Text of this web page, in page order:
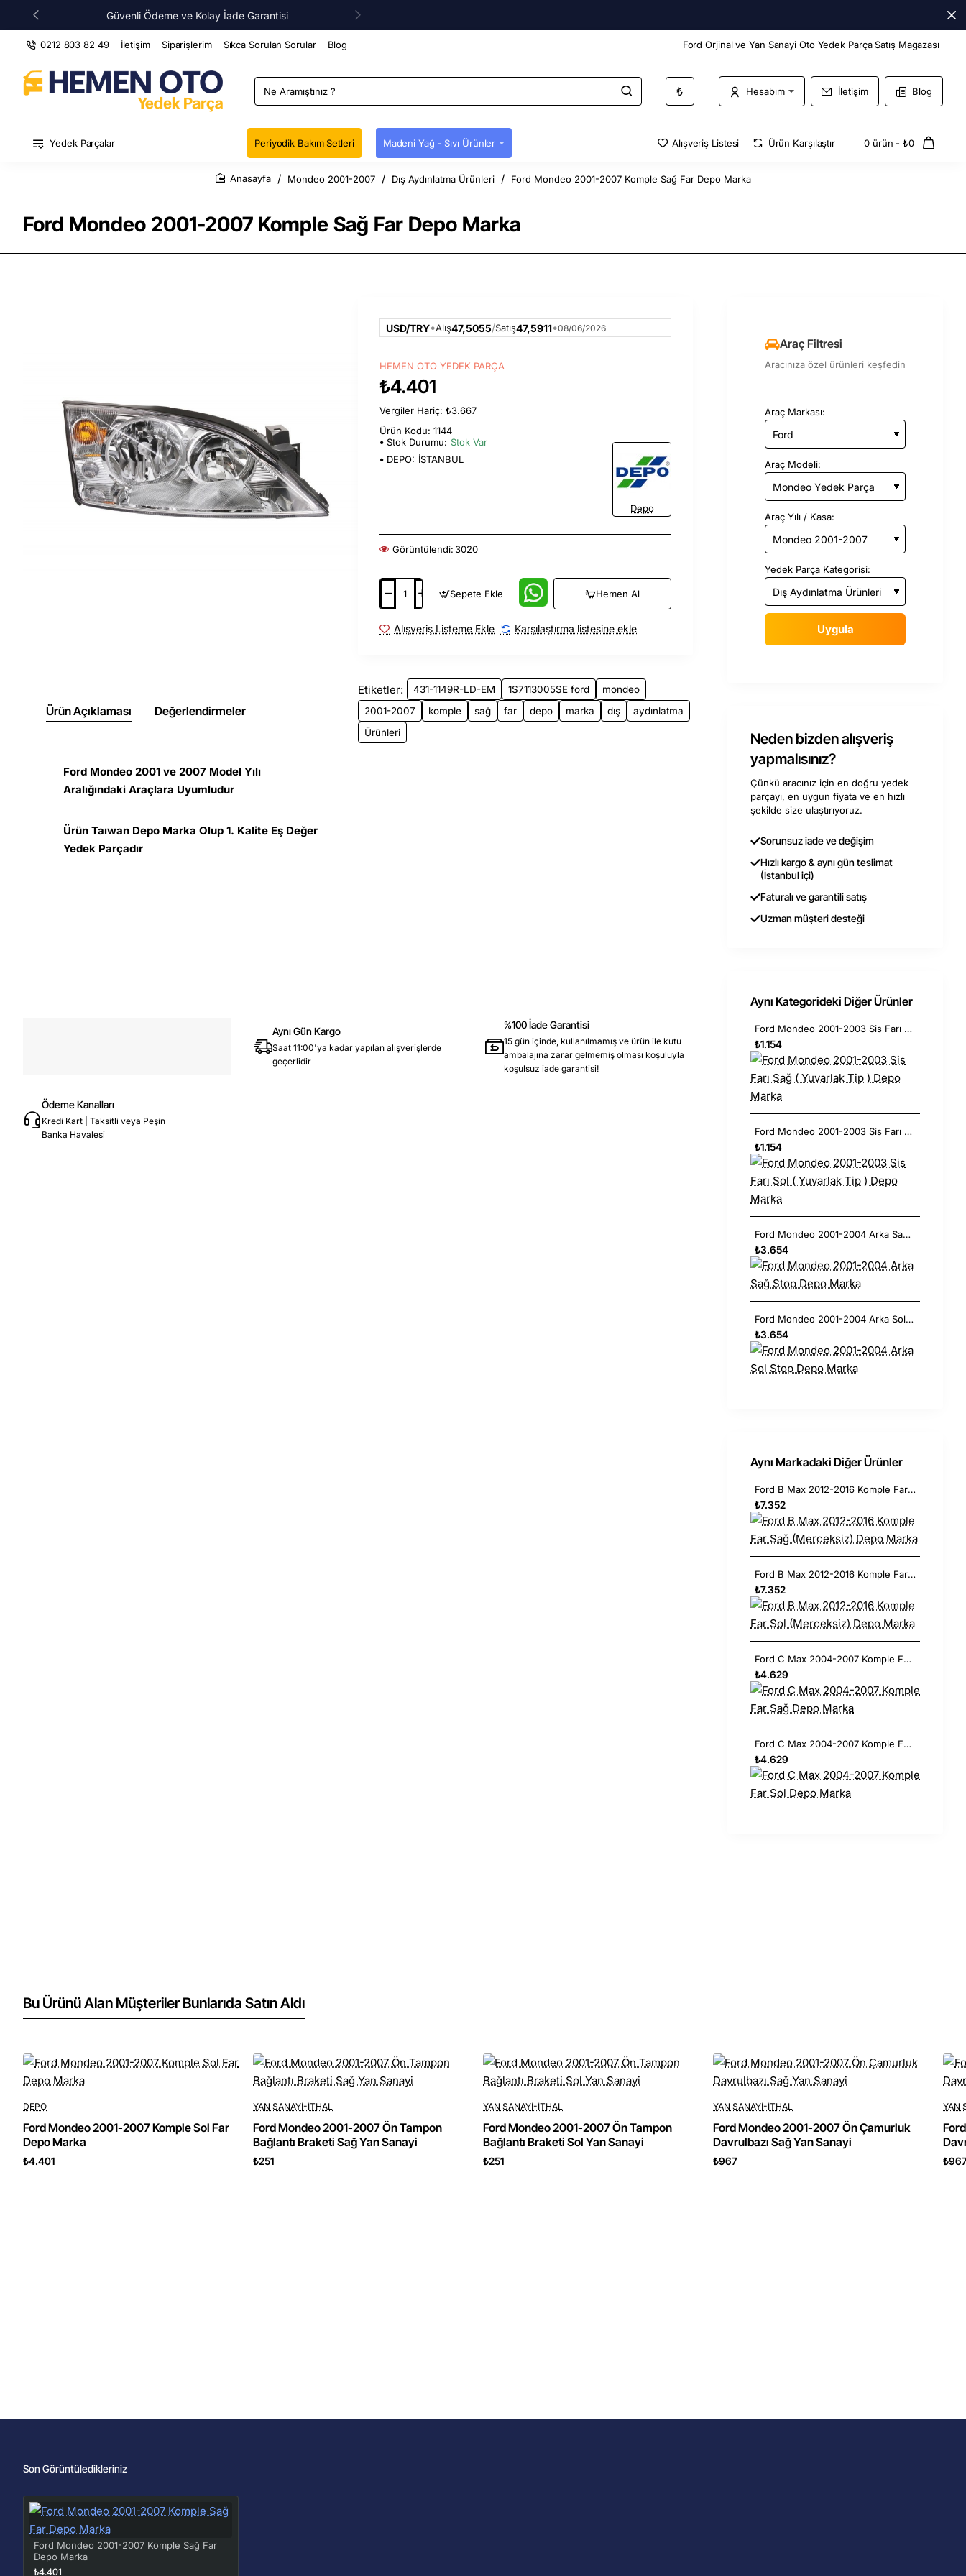
Güvenli Ödeme ve Kolay İade Garantisi
0212 803 82 49 İletişim Siparişlerim Sıkca Sorulan Sorular Blog Ford Orjinal ve Yan Sanayi Oto Yedek Parça Satış Magazası
Ne
Aramıştınız
₺ Hesabım İletişim Blog
Yedek Parçalar Periyodik Bakım Setleri Madeni Yağ - Sıvı Ürünler Alışveriş Listesi Ürün Karşılaştır 0 ürün - ₺0
Ford Mondeo 2001-2007 Komple Sağ Far Depo Marka
Mondeo 2001-2007 Dış Aydınlatma Ürünleri Ford Mondeo 2001-2007 Komple Sağ Far Depo Marka
Ürün Açıklaması Değerlendirmeler
Ford Mondeo 2001 ve 2007 Model Yılı
Aralığındaki Araçlara Uyumludur
Ürün Taıwan Depo Marka Olup 1. Kalite Eş Değer
Yedek Parçadır
USD/TRY•Alış47,5055/Satış47,5911•08/06/2026
HEMEN OTO YEDEK PARÇA
₺4.401
Vergiler Hariç: ₺3.667
Ürün Kodu: 1144
Stok Durumu: Stok Var
DEPO: İSTANBUL
Depo
Görüntülendi: 3020
Sepete Ekle Hemen Al
Alışveriş Listeme Ekle Karşılaştırma listesine ekle
Etiketler: 431-1149R-LD-EM 1S7113005SE ford
mondeo
2001-2007
komple sağ far depo marka dış
aydınlatma
Ürünleri
Aynı Gün Kargo
Saat 11:00'ya kadar yapılan alışverişlerde
geçerlidir
%100 İade Garantisi
15 gün içinde, kullanılmamış ve ürün ile kutu
ambalajına zarar gelmemiş olması koşuluyla
koşulsuz iade garantisi!
Ödeme Kanalları
Kredi Kart | Taksitli veya Peşin
Banka Havalesi
Araç Filtresi
Aracınıza özel ürünleri keşfedin
Araç Markası:
Araç Modeli:
Araç Yılı / Kasa:
Yedek Parça Kategorisi:
Uygula
Neden bizden alışveriş
yapmalısınız?
Çünkü aracınız için en doğru yedek
parçayı, en uygun fiyata ve en hızlı
şekilde size ulaştırıyoruz.
Sorunsuz iade ve değişim
Hızlı kargo & aynı gün teslimat
(İstanbul içi)
Faturalı ve garantili satış
Uzman müşteri desteği
Aynı Kategorideki Diğer Ürünler
Ford Mondeo 2001-2003 Sis Farı Sağ ( Yuvarlak Tip ) Depo Marka
₺1.154
Ford Mondeo 2001-2003 Sis Farı Sol ( Yuvarlak Tip ) Depo Marka
₺1.154
Ford Mondeo 2001-2004 Arka Sağ Stop Depo Marka
₺3.654
Ford Mondeo 2001-2004 Arka Sol Stop Depo Marka
₺3.654
Aynı Markadaki Diğer Ürünler
Ford B Max 2012-2016 Komple Far Sağ (Merceksiz) Depo Marka
₺7.352
Ford B Max 2012-2016 Komple Far Sol (Merceksiz) Depo Marka
₺7.352
Ford C Max 2004-2007 Komple Far Sağ Depo Marka
₺4.629
Ford C Max 2004-2007 Komple Far Sol Depo Marka
₺4.629
Bu Ürünü Alan Müşteriler Bunlarıda Satın Aldı
DEPO
Ford Mondeo 2001-2007 Komple Sol Far
Depo Marka
₺4.401
YAN SANAYI-ITHAL
Ford Mondeo 2001-2007 Ön Tampon
Bağlantı Braketi Sağ Yan Sanayi
₺251
YAN SANAYI-ITHAL
Ford Mondeo 2001-2007 Ön Tampon
Bağlantı Braketi Sol Yan Sanayi
₺251
YAN SANAYI-ITHAL
Ford Mondeo 2001-2007 Ön Çamurluk
Davrulbazı Sağ Yan Sanayi
₺967
YAN
Son Görüntüledikleriniz
Ford Mondeo 2001-2007 Komple Sağ Far
Depo Marka
₺4.401